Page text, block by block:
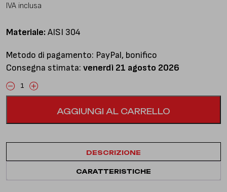
IVA inclusa
Materiale: AISI 304
Metodo di pagamento: PayPal, bonifico
Consegna stimata: venerdì 21 agosto 2026
Downpipe
catalizzatore
quantità
AGGIUNGI AL CARRELLO
DESCRIZIONE
CARATTERISTICHE